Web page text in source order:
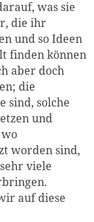
was sie
die ihr
und so Ideen
finden können
aber doch
die
sind, solche
und
worden sind,
viele
auf diese